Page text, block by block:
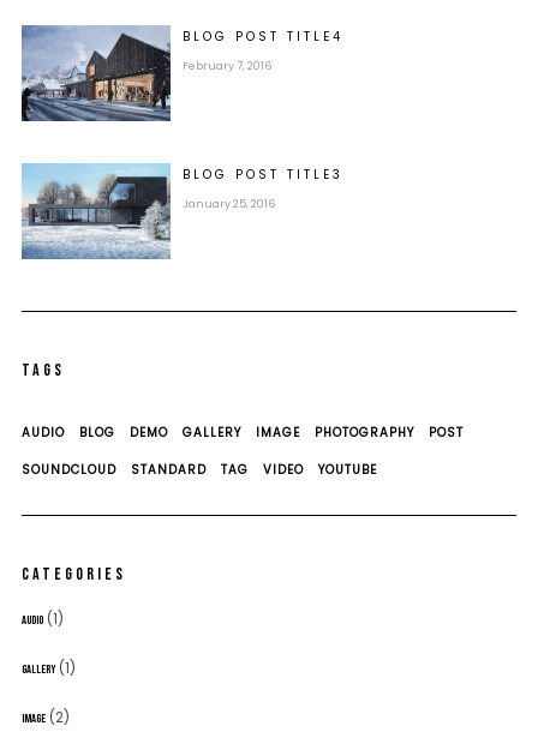
BLOG POST TITLE 4
February 7, 2016
BLOG POST TITLE 3
January 25, 2016
TAGS
AUDIO BLOG DEMO GALLERY IMAGE PHOTOGRAPHY POST
SOUNDCLOUD STANDARD TAG VIDEO YOUTUBE
CATEGORIES
AUDIO(1)
GALLERY(1)
IMAGE(2)